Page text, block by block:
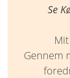
Se
Gennem